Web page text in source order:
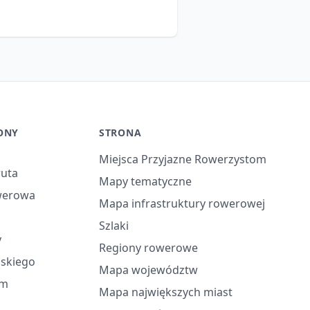
STRONA
Miejsca Przyjazne Rowerzystom
Mapy tematyczne
Mapa infrastruktury rowerowej
Szlaki
Regiony rowerowe
Mapa województw
Mapa największych miast